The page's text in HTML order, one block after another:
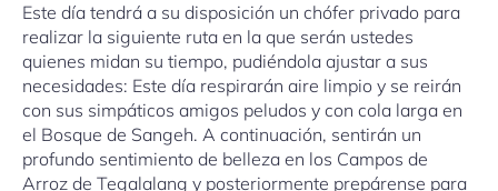
Este día tendrá a su disposición un chófer privado para
realizar la siguiente ruta en la que serán ustedes
quienes midan su tiempo, pudiéndola ajustar a sus
necesidades: Este día respirarán aire limpio y se reirán
con sus simpáticos amigos peludos y con cola larga en
el Bosque de Sangeh. A continuación, sentirán un
profundo sentimiento de belleza en los Campos de
Arroz de Tegalalang y posteriormente prepárense para